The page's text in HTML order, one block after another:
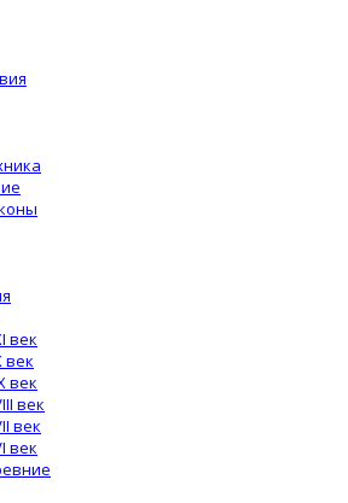
век
век
век
век
век